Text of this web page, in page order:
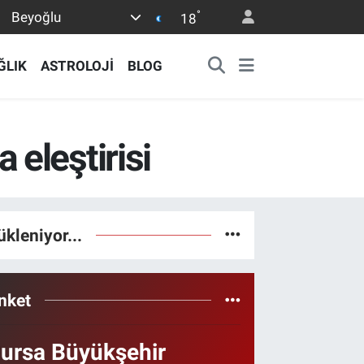
Beyoğlu 18°
ASTROLOJİ BLOG
eleştirisi
Büyükşehir